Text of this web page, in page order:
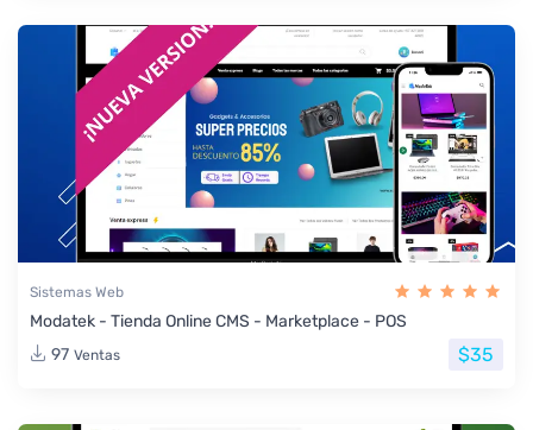
Sistemas Web
Modatek - Tienda Online CMS - Marketplace - POS
97 Ventas $35